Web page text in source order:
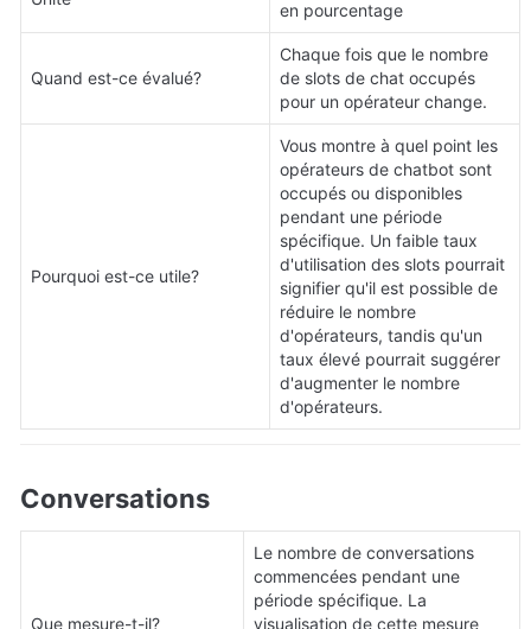
en pourcentage
Quand est-ce évalué?
Chaque fois que le nombre
de slots de chat occupés
pour un opérateur change.
Pourquoi est-ce utile?
Vous montre à quel point les
opérateurs de chatbot sont
occupés ou disponibles
pendant une période
spécifique. Un faible taux
d'utilisation des slots pourrait
signifier qu'il est possible de
réduire le nombre
d'opérateurs, tandis qu'un
taux élevé pourrait suggérer
d'augmenter le nombre
d'opérateurs.
Conversations
Que mesure-t-il?
Le nombre de conversations
commencées pendant une
période spécifique. La
visualisation de cette mesure